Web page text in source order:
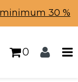
30 %
0